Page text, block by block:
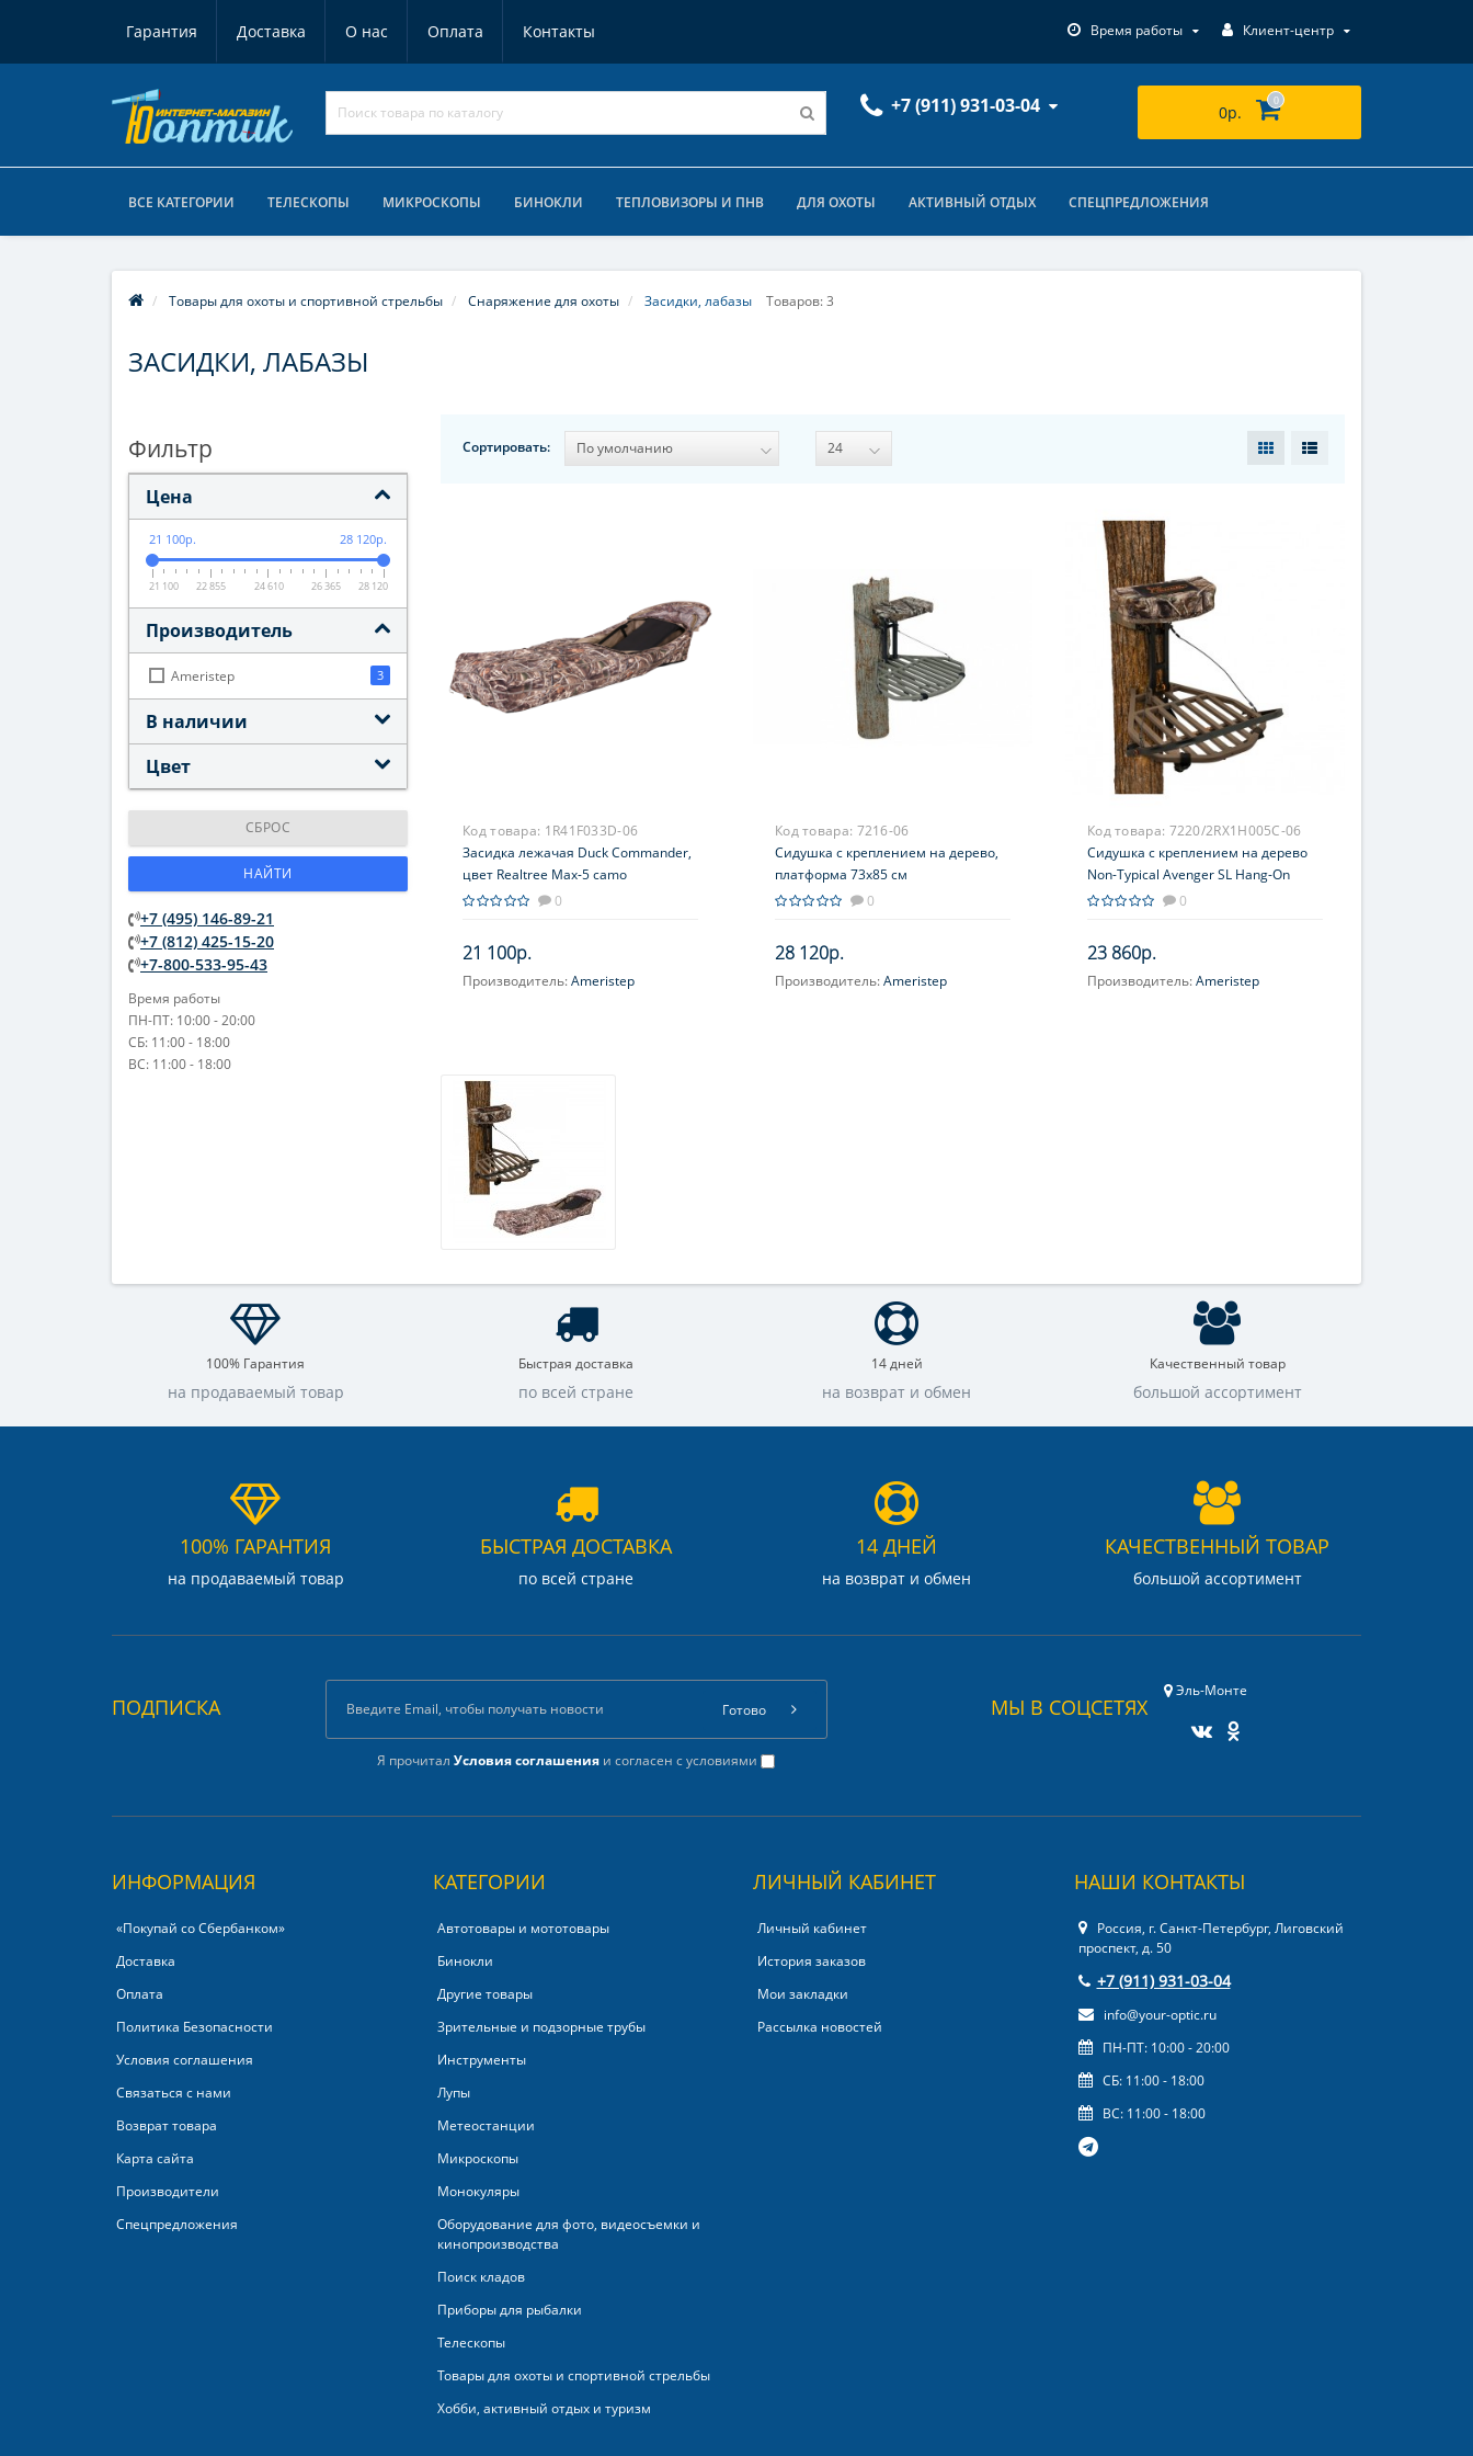
Гарантия Доставка О нас Оплата Контакты Время работы Клиент-центр
+7 (911) 931-03-04 0р.
0
ВСЕ КАТЕГОРИИ ТЕЛЕСКОПЫ МИКРОСКОПЫ БИНОКЛИ ТЕПЛОВИЗОРЫ И ПНВ ДЛЯ ОХОТЫ АКТИВНЫЙ ОТДЫХ СПЕЦПРЕДЛОЖЕНИЯ
Товары для охоты и спортивной стрельбы Снаряжение для охоты Засидки, лабазы Товаров: 3
ЗАСИДКИ, ЛАБАЗЫ
Фильтр
Цена
21 100р. 28 120р.
21 100 22 855 24 610 26 365 28 120
Производитель
Ameristep 3
В наличии
Цвет
СБРОС
НАЙТИ
+7 (495) 146-89-21
+7 (812) 425-15-20
+7-800-533-95-43
Время работы
ПН-ПТ: 10:00 - 20:00
СБ: 11:00 - 18:00
ВС: 11:00 - 18:00
Сортировать:
Код товара: 1R41F033D-06
Засидка лежачая Duck Commander,
цвет Realtree Max-5 camo
0
21 100р.
Производитель:Ameristep
Код товара: 7216-06
Сидушка с креплением на дерево,
платформа 73x85 см
0
28 120р.
Производитель:Ameristep
Код товара: 7220/2RX1H005C-06
Сидушка с креплением на дерево
Non-Typical Avenger SL Hang-On
0
23 860р.
Производитель:Ameristep
100% Гарантия
на продаваемый товар
Быстрая доставка
по всей стране
14 дней
на возврат и обмен
Качественный товар
большой ассортимент
100% ГАРАНТИЯ
на продаваемый товар
БЫСТРАЯ ДОСТАВКА
по всей стране
14 ДНЕЙ
на возврат и обмен
КАЧЕСТВЕННЫЙ ТОВАР
большой ассортимент
ПОДПИСКА
Я прочиталУсловия соглашения и согласен с условиями
Готово МЫ В СОЦСЕТЯХ
Эль-Монте
ИНФОРМАЦИЯ
«Покупай со Сбербанком»‎
Доставка
Оплата
Политика Безопасности
Условия соглашения
Связаться с нами
Возврат товара
Карта сайта
Производители
Спецпредложения
КАТЕГОРИИ
Автотовары и мототовары
Бинокли
Другие товары
Зрительные и подзорные трубы
Инструменты
Лупы
Метеостанции
Микроскопы
Монокуляры
Оборудование для фото, видеосъемки и
кинопроизводства
Поиск кладов
Приборы для рыбалки
Телескопы
Товары для охоты и спортивной стрельбы
Хобби, активный отдых и туризм
ЛИЧНЫЙ КАБИНЕТ
Личный кабинет
История заказов
Мои закладки
Рассылка новостей
НАШИ КОНТАКТЫ
Россия, г. Санкт-Петербург, Лиговский
проспект, д. 50
+7 (911) 931-03-04
info@your-optic.ru
ПН-ПТ: 10:00 - 20:00
СБ: 11:00 - 18:00
ВС: 11:00 - 18:00